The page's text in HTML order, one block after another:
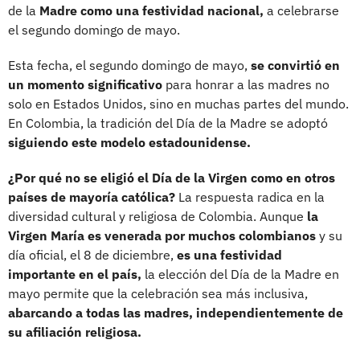
de la Madre como una festividad nacional, a celebrarse
el segundo domingo de mayo.
Esta fecha, el segundo domingo de mayo, se convirtió en
un momento significativo para honrar a las madres no
solo en Estados Unidos, sino en muchas partes del mundo.
En Colombia, la tradición del Día de la Madre se adoptó
siguiendo este modelo estadounidense.
¿Por qué no se eligió el Día de la Virgen como en otros
países de mayoría católica? La respuesta radica en la
diversidad cultural y religiosa de Colombia. Aunque la
Virgen María es venerada por muchos colombianos y su
día oficial, el 8 de diciembre, es una festividad
importante en el país, la elección del Día de la Madre en
mayo permite que la celebración sea más inclusiva,
abarcando a todas las madres, independientemente de
su afiliación religiosa.